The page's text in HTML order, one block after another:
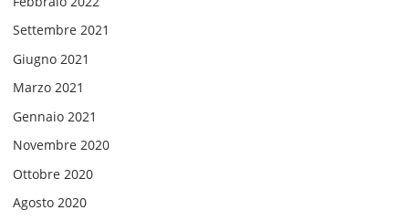
Settembre 2021
Giugno 2021
Marzo 2021
Gennaio 2021
Novembre 2020
Ottobre 2020
Agosto 2020